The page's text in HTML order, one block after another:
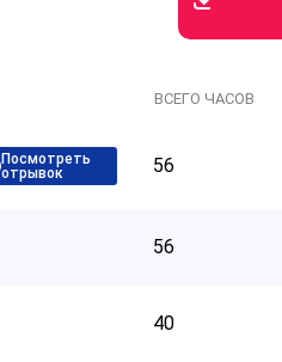
ВСЕГО ЧАСОВ
Посмотреть
отрывок
56
56
40